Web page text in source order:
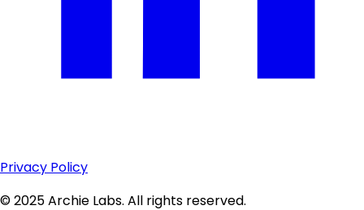
Privacy Policy
© 2025 Archie Labs. All rights reserved.